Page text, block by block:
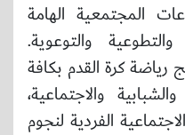
المجتمعية الهامة
والتوعوية.
كرة القدم بكافة
والاجتماعية،
الفردية لنجوم